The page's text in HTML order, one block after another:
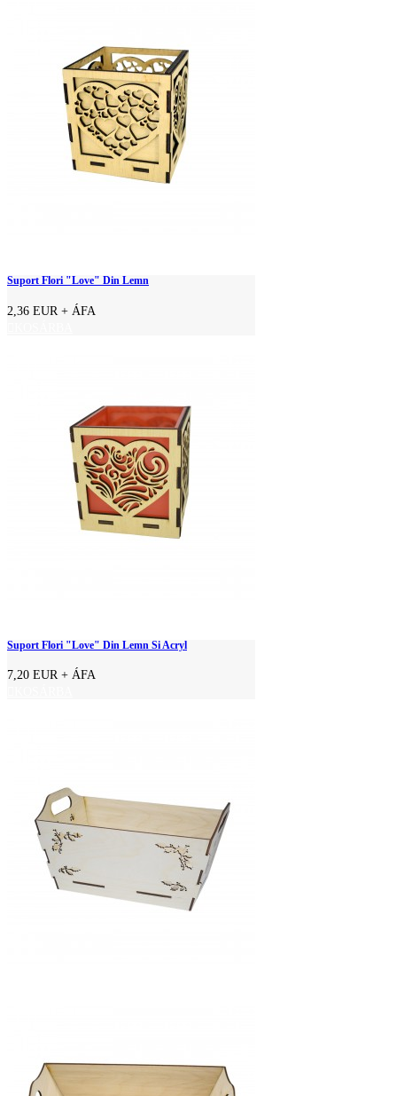
Suport Flori "Love" Din Lemn
2,36 EUR + ÁFA
Suport Flori "Love" Din Lemn Si Acryl
7,20 EUR + ÁFA